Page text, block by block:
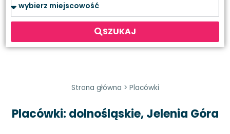
SZUKAJ
Strona główna > Placówki
Placówki: dolnośląskie, Jelenia Góra